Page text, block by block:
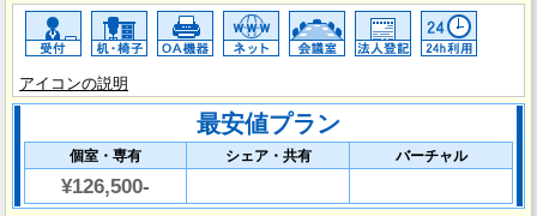
アイコンの説明
最安値プラン
個室・専有 シェア・共有 バーチャル
¥126,500-